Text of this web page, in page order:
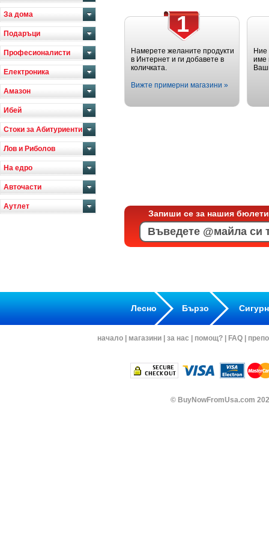
За дома
Подаръци
Професионалисти
Електроника
Амазон
Ибей
Стоки за Абитуриенти
Лов и Риболов
На едро
Авточасти
Аутлет
1
Намерете желаните продукти
в Интернет и ги добавете в
количката.
Вижте примерни магазини »
име
Запиши се за нашия
Лесно Бързо
начало магазини за нас помощ? FAQ
© BuyNowFromUsa.com